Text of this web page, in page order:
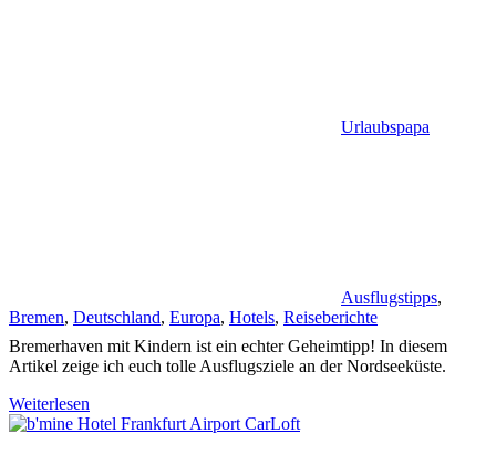
Urlaubspapa
Ausflugstipps,
Bremen, Deutschland, Europa, Hotels, Reiseberichte
Bremerhaven mit Kindern ist ein echter Geheimtipp! In diesem
Artikel zeige ich euch tolle Ausflugsziele an der Nordseeküste.
Weiterlesen